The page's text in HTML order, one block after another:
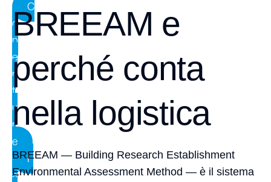
C
o
p
e
r
t
u
r
e
F
a
BREEAM e
perché conta
nella logistica
BREEAM — Building Research Establishment
Environmental Assessment Method — è il sistema